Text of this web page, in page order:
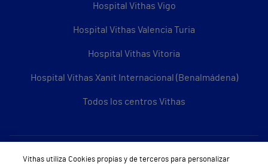
Hospital Vithas Vigo
Hospital Vithas Valencia Turia
Hospital Vithas Vitoria
Hospital Vithas Xanit Internacional (Benalmádena)
Todos los centros Vithas
Sobre Vithas
Vithas utiliza Cookies propias y de terceros para personalizar